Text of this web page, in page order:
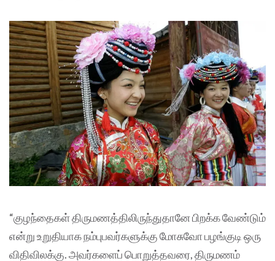
“குழந்தைகள் திருமணத்திலிருந்துதானே பிறக்க வேண்டும்
என்று உறுதியாக நம்புபவர்களுக்கு மோசுவோ பழங்குடி ஒரு
விதிவிலக்கு. அவர்களைப் பொறுத்தவரை, திருமணம்